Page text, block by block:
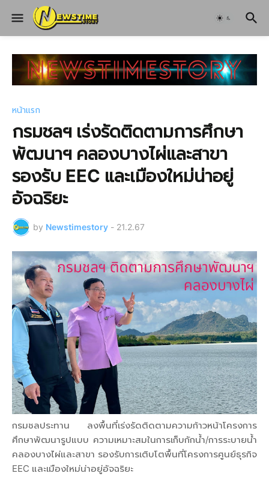
หน้าแรก
กรมชลฯ เร่งรัดติดตามการศึกษา
พัฒนาฯ คลองบางไผ่และสาขา
รองรับ EEC และเมืองใหม่น่าอยู่
อัจฉริยะ
by Newstimestory - 21.2.67
กรมชลประทาน ลงพื้นที่เร่งรัดติดตามความก้าวหน้าโครงการ
ศึกษาพัฒนารูปแบบ ความเหมาะสมในการเก็บกักน้ำ/การระบายน้ำ
คลองบางไผ่และสาขา รองรับการเติบโตพื้นที่โครงการศูนย์ธุรกิจ
EEC และเมืองใหม่น่าอยู่อัจฉริยะ